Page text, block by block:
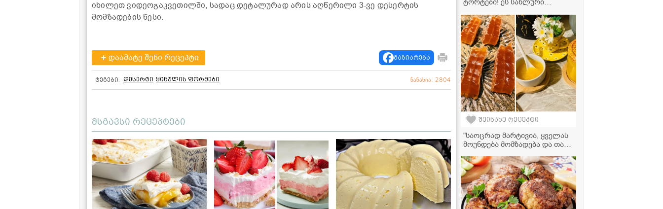
იხილეთ ვიდეოგაკვეთილში, სადაც დეტალურად არის აღწერილი 3-ვე დესერტის
მომზადების წესი.
დაამატე შენი რეცეპტი გაზიარება
ტეგები: დესერტი ყინულის ფორმები ნანახია: 2804
მსგავსი რეცეპტები
სტუმრებს გააოცებს
შეინახე რეცეპტი
"საოცრად მარტივია, ყველას
მოუნდება მომზადება და თან
ფორთოხლის მარმელადის
და ჯემის რეცეპტი